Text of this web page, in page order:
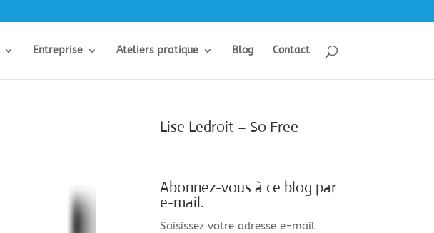
Entreprise Ateliers pratique Blog Contact
Lise Ledroit – So Free
Abonnez-vous à ce blog par
e-mail.
Saisissez votre adresse e-mail